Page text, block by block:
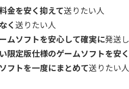
金を安く抑えて送りたい人
く送りたい人
ムソフトを安心して確実に発送
限定版仕様のゲームソフトを安く
フトを一度にまとめて送りたい人